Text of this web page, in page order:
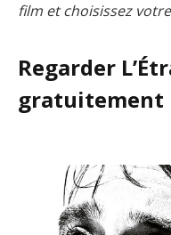
film et choisissez
Regarder
gratuitement